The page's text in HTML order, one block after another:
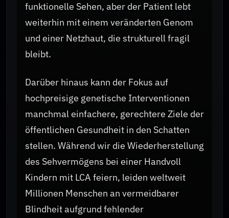
funktionelle Sehen, aber der Patient lebt
weiterhin mit einem veränderten Genom
und einer Netzhaut, die strukturell fragil
bleibt.
Darüber hinaus kann der Fokus auf
hochpreisige genetische Interventionen
manchmal einfachere, gerechtere Ziele der
öffentlichen Gesundheit in den Schatten
stellen. Während wir die Wiederherstellung
des Sehvermögens bei einer Handvoll
Kindern mit LCA feiern, leiden weltweit
Millionen Menschen an vermeidbarer
Blindheit aufgrund fehlender